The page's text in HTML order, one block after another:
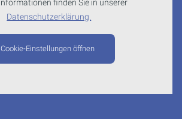
finden Sie in unserer
Datenschutzerklärung.
Cookie-Einstellungen öffnen